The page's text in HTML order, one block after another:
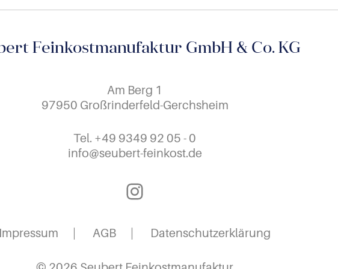
Feinkostmanufaktur GmbH & Co. KG
Am Berg 1
97950 Großrinderfeld-Gerchsheim
Tel. +49 9349 92 05 - 0
info@seubert-feinkost.de
AGB Datenschutzerklärung